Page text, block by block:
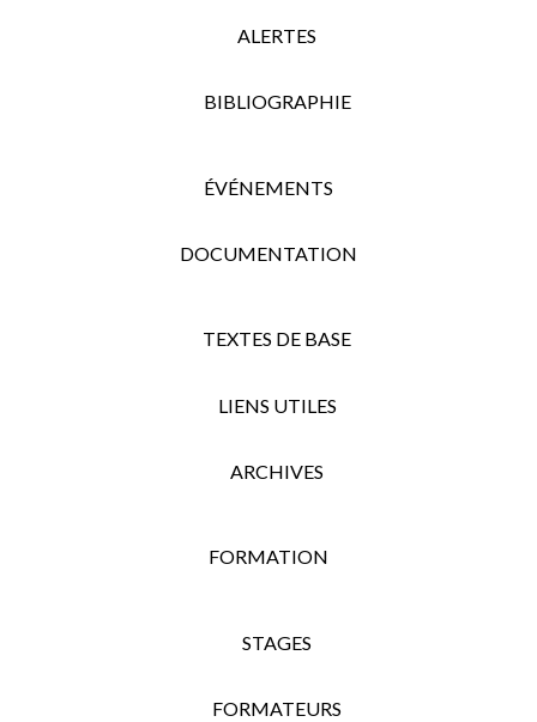
ALERTES
BIBLIOGRAPHIE
ÉVÉNEMENTS
DOCUMENTATION
TEXTES DE BASE
LIENS UTILES
ARCHIVES
FORMATION
STAGES
FORMATEURS